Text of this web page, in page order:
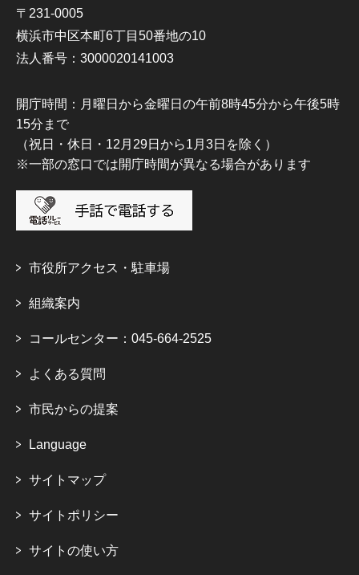
〒231-0005
横浜市中区本町6丁目50番地の10
法人番号：3000020141003
開庁時間：月曜日から金曜日の午前8時45分から午後5時
15分まで
（祝日・休日・12月29日から1月3日を除く）
※一部の窓口では開庁時間が異なる場合があります
市役所アクセス・駐車場
組織案内
コールセンター：045-664-2525
よくある質問
市民からの提案
Language
サイトマップ
サイトポリシー
サイトの使い方